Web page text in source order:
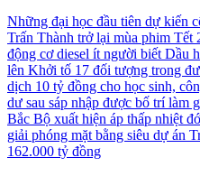
Những đại học đầu tiên dự kiến
Trấn Thành trở lại mùa phim Tết
động cơ diesel ít người biếtDầu
lên Khởi tố 17 đối tượng trong
dịch 10 tỷ đồng cho học sinh,
dư sau sáp nhập được bố trí làm
Bắc Bộ xuất hiện áp thấp nhiệt
giải phóng mặt bằng siêu dự án
162.000 tỷ đồng